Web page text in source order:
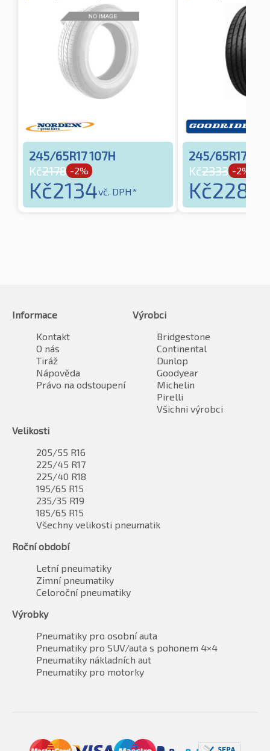
245/65R17 107H
Kč2178 -2%
Kč2134vč. DPH*
245/65R17
Kč2333 -2%
Kč2286
Informace
Kontakt
O nás
Tiráž
Nápověda
Právo na odstoupení
Výrobci
Bridgestone
Continental
Dunlop
Goodyear
Michelin
Pirelli
Všichni výrobci
Velikosti
205/55 R16
225/45 R17
225/40 R18
195/65 R15
235/35 R19
185/65 R15
Všechny velikosti pneumatik
Roční období
Letní pneumatiky
Zimní pneumatiky
Celoroční pneumatiky
Výrobky
Pneumatiky pro osobní auta
Pneumatiky pro SUV/auta s pohonem 4×4
Pneumatiky nákladních aut
Pneumatiky pro motorky